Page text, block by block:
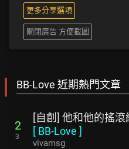
更多分享選項
關閉廣告 方便截圖
BB-Love 近期熱門文章
2
3
[自創] 他和他的搖
[ BB-Love ]
vivamsg